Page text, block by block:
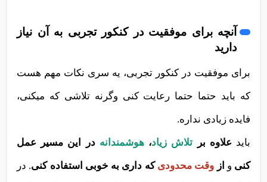
آنچه برای موفقیت در کنکور تجربی به آن نیاز
دارید
برای موفقیت در کنکور تجربی، یه سری نکات مهم هست
که باید حتما حتما رعایت کنی وگرنه تلاشی که میکنی،
فایده زیادی نداره.
بایدعلاوه بر تلاش زیاد،هوشمندانه در این مسیر عمل
کنی و از وقت محدودی که داری به خوبی استفاده کنی. در